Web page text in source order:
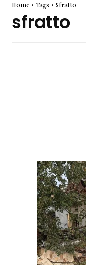
Home Tags Sfratto
sfratto